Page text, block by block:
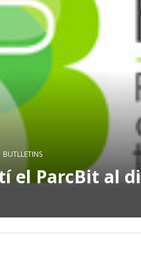
BUTLLETINS
el ParcBit al